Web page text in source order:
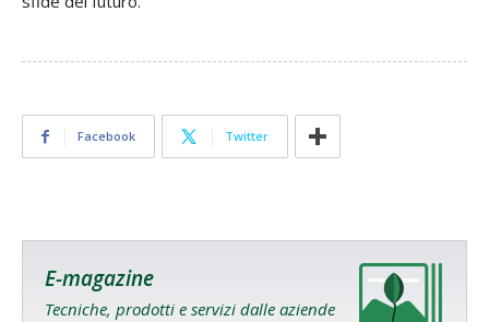
Facebook Twitter
E-magazine
Tecniche, prodotti e servizi dalle aziende